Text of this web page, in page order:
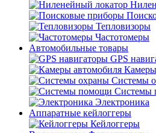
Тепловизоры
Частотомеры
Автомобильные товары
GPS
Системы
Системы
Электроника
Аппаратные кейлоггеры
Кейлоггеры